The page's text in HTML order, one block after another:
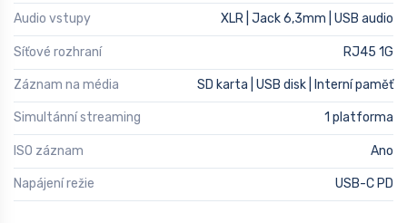
Audio vstupy XLR | Jack 6,3mm | USB audio
Síťové rozhraní RJ45 1G
Záznam na média SD karta | USB disk | Interní paměť
Simultánní streaming 1 platforma
ISO záznam Ano
Napájení režie USB-C PD